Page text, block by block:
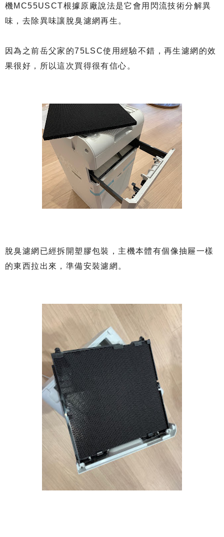
機MC55USCT根據原廠說法是它會用閃流技術分解異
味，去除異味讓脫臭濾網再生。
因為之前岳父家的75LSC使用經驗不錯，再生濾網的效
果很好，所以這次買得很有信心。
脫臭濾網已經拆開塑膠包裝，主機本體有個像抽屜一樣
的東西拉出來，準備安裝濾網。